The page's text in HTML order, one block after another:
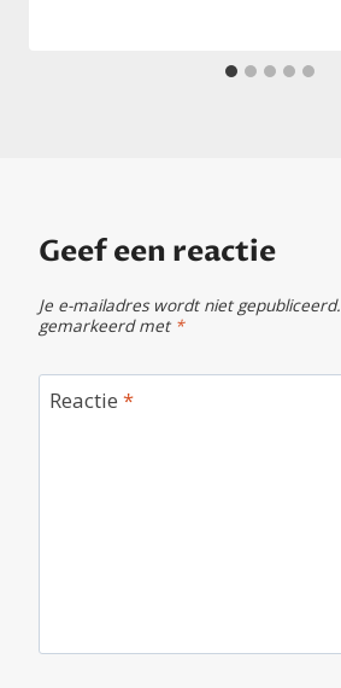
Geef een reactie
Je e-mailadres wordt niet gepubliceerd.
gemarkeerd met *
Reactie *